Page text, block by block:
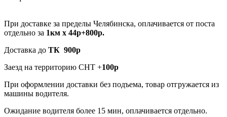
При доставке за пределы Челябинска, оплачивается от поста
отдельно за 1км х 44р+800р.
Доставка до ТК 900р
Заезд на территорию СНТ +100р
При оформлении доставки без подъема, товар отгружается из
машины водителя.
Ожидание водителя более 15 мин, оплачивается отдельно.